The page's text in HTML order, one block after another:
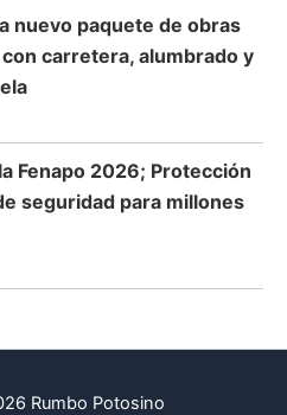
nuevo paquete de obras
carretera, alumbrado y
Fenapo 2026; Protección
seguridad para millones
Rumbo Potosino